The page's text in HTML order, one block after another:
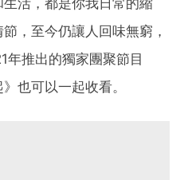
，至今仍讓人回味無窮，
年推出的獨家團聚節目
也可以一起收看。